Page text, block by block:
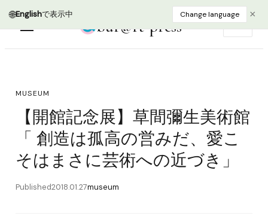
bur@rt press
MUSEUM
【開館記念展】草間彌生美術館
「 創造は孤高の営みだ、愛こ
そはまさに芸術への近づき」
Published2018.01.27museum